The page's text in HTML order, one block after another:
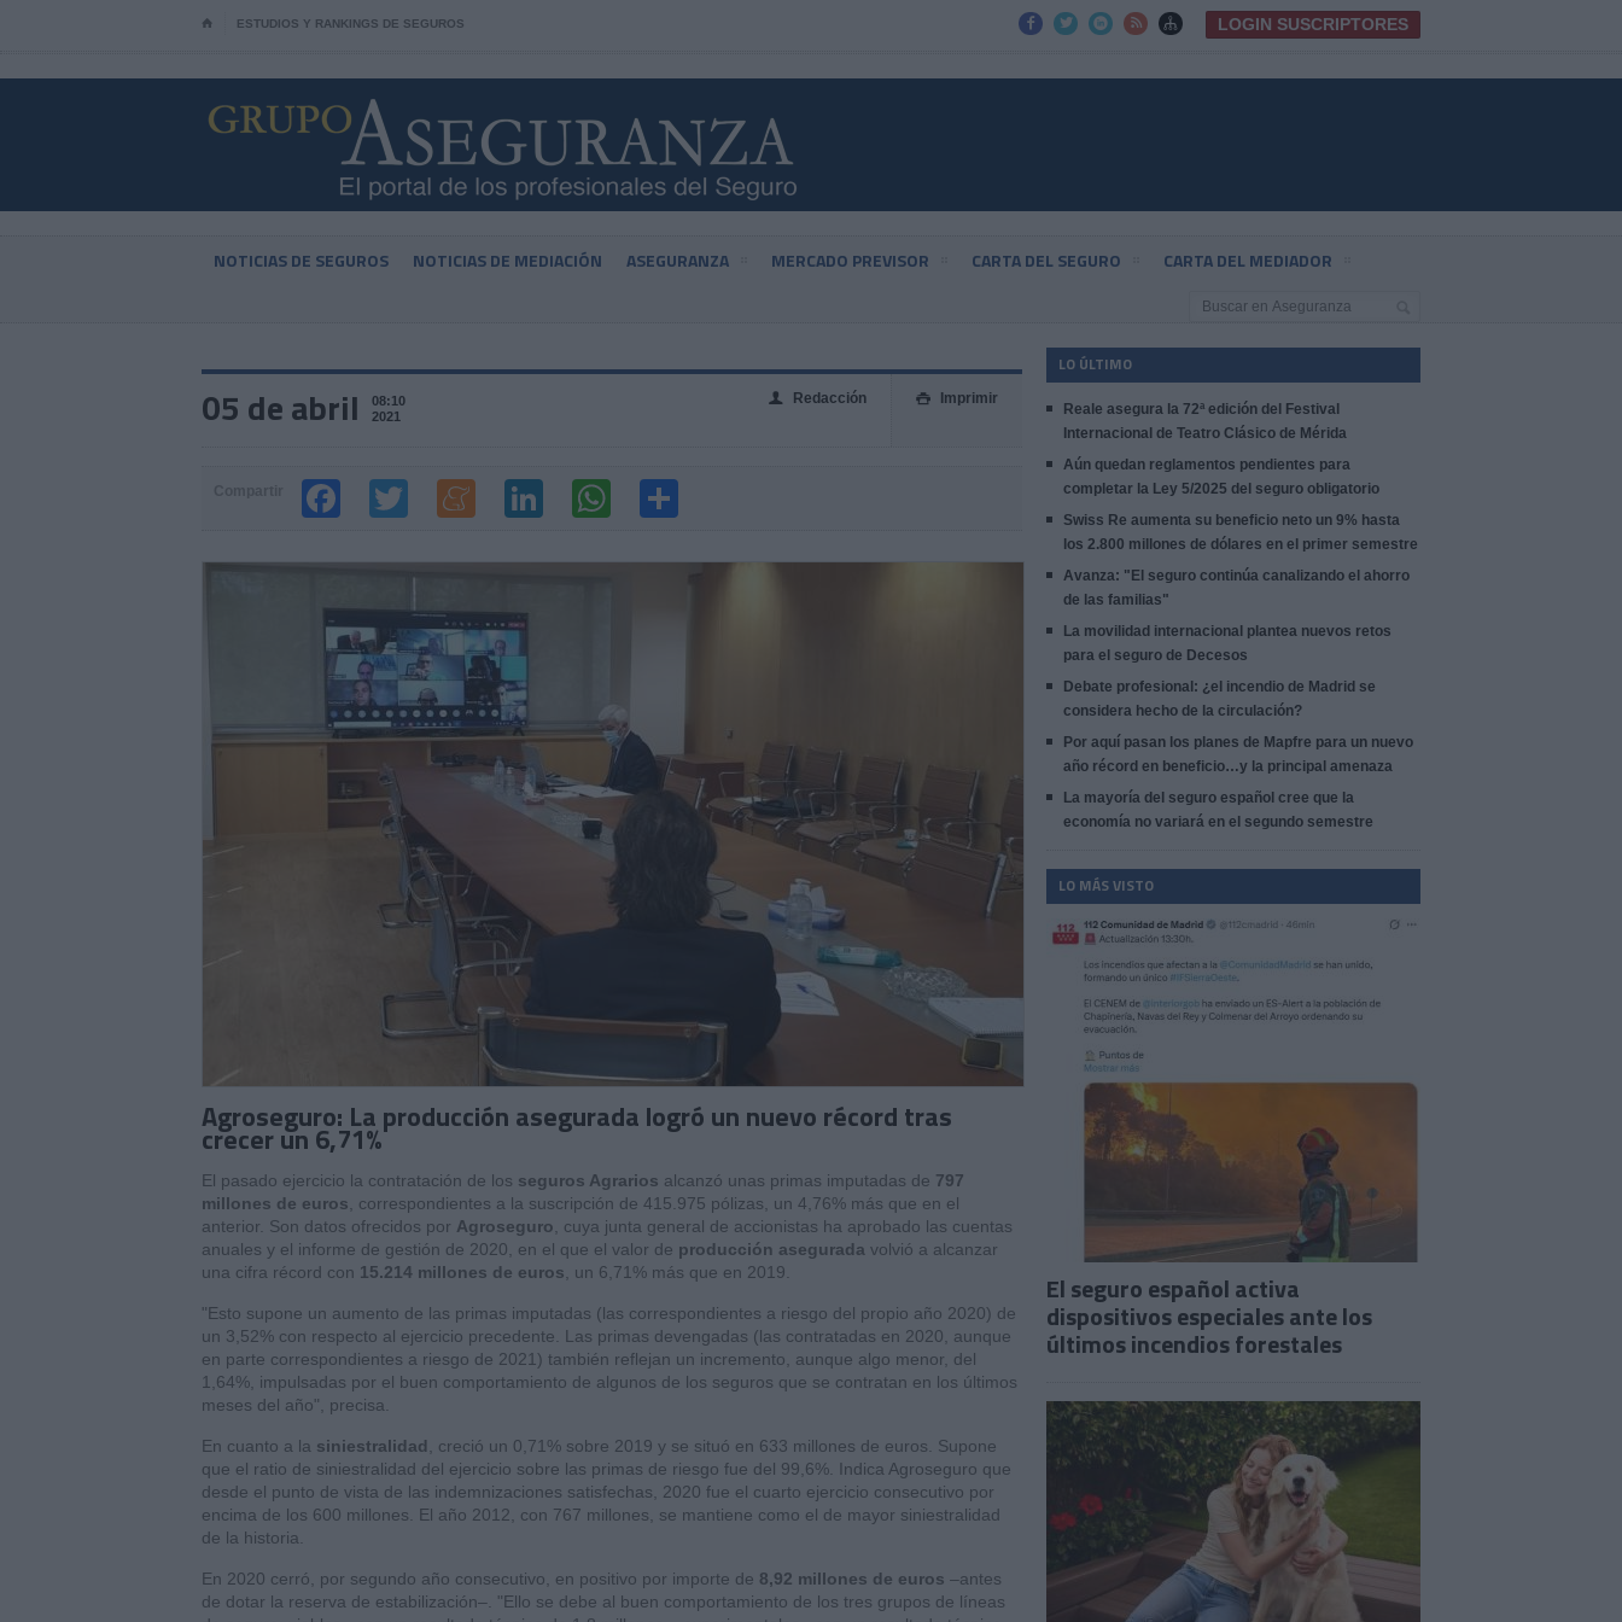
⌂ ESTUDIOS Y RANKINGS DE SEGUROS      LOGIN SUSCRIPTORES
NOTICIAS DE SEGUROS NOTICIAS DE MEDIACIÓN ASEGURANZA MERCADO PREVISOR CARTA DEL SEGURO CARTA DEL MEDIADOR
05 de abril
08:10
2021
 Imprimir
👤 Redacción
Agroseguro: La producción asegurada logró un nuevo récord tras
crecer un 6,71%
El pasado ejercicio la contratación de los seguros Agrarios alcanzó unas primas imputadas de 797
millones de euros , correspondientes a la suscripción de 415.975 pólizas, un 4,76% más que en el
anterior. Son datos ofrecidos por Agroseguro , cuya junta general de accionistas ha aprobado las cuentas
anuales y el informe de gestión de 2020, en el que el valor de producción asegurada volvió a alcanzar
una cifra récord con 15.214 millones de euros , un 6,71% más que en 2019.
"Esto supone un aumento de las primas imputadas (las correspondientes a riesgo del propio año 2020) de
un 3,52% con respecto al ejercicio precedente. Las primas devengadas (las contratadas en 2020, aunque
en parte correspondientes a riesgo de 2021) también reflejan un incremento, aunque algo menor, del
1,64%, impulsadas por el buen comportamiento de algunos de los seguros que se contratan en los últimos
meses del año", precisa.
En cuanto a la siniestralidad
, creció un 0,71% sobre 2019 y se situó en 633 millones de euros. Supone
que el ratio de siniestralidad del ejercicio sobre las primas de riesgo fue del 99,6%. Indica Agroseguro que
desde el punto de vista de las indemnizaciones satisfechas, 2020 fue el cuarto ejercicio consecutivo por
encima de los 600 millones. El año 2012, con 767 millones, se mantiene como el de mayor siniestralidad
de la historia.
En 2020 cerró, por segundo año consecutivo, en positivo por importe de 8,92 millones de euros –antes
de dotar la reserva de estabilización–. "Ello se debe al buen comportamiento de los tres grupos de líneas
LO ÚLTIMO
Reale asegura la 72ª edición del Festival
Internacional de Teatro Clásico de Mérida
Aún quedan reglamentos pendientes para
completar la Ley 5/2025 del seguro obligatorio
Swiss Re aumenta su beneficio neto un 9% hasta
los 2.800 millones de dólares en el primer semestre
Avanza: "El seguro continúa canalizando el ahorro
de las familias"
La movilidad internacional plantea nuevos retos
para el seguro de Decesos
Debate profesional: ¿el incendio de Madrid se
considera hecho de la circulación?
Por aquí pasan los planes de Mapfre para un nuevo
año récord en beneficio…y la principal amenaza
La mayoría del seguro español cree que la
economía no variará en el segundo semestre
LO MÁS VISTO
El seguro español activa
dispositivos especiales ante los
últimos incendios forestales